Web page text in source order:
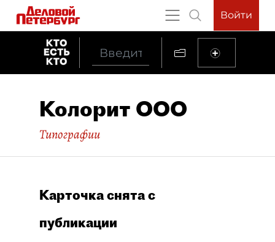
Войти
Колорит ООО
Типографии
Карточка снята с
публикации